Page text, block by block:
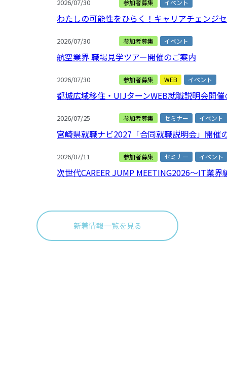
2026/07/30 参加者募集 イベント
わたしの可能性をひらく！キャリアチェンジ
2026/07/30 参加者募集 イベント
航空業界 職場見学ツアー開催のご案内
2026/07/30 参加者募集 WEB イベント
都城広域移住・UIJターンWEB就職説明会開
2026/07/25 参加者募集 セミナー イベント
宮崎県就職ナビ2027「合同就職説明会」開催
2026/07/11 参加者募集 セミナー イベント
次世代CAREER JUMP MEETING2026～IT業
新着情報一覧を見る